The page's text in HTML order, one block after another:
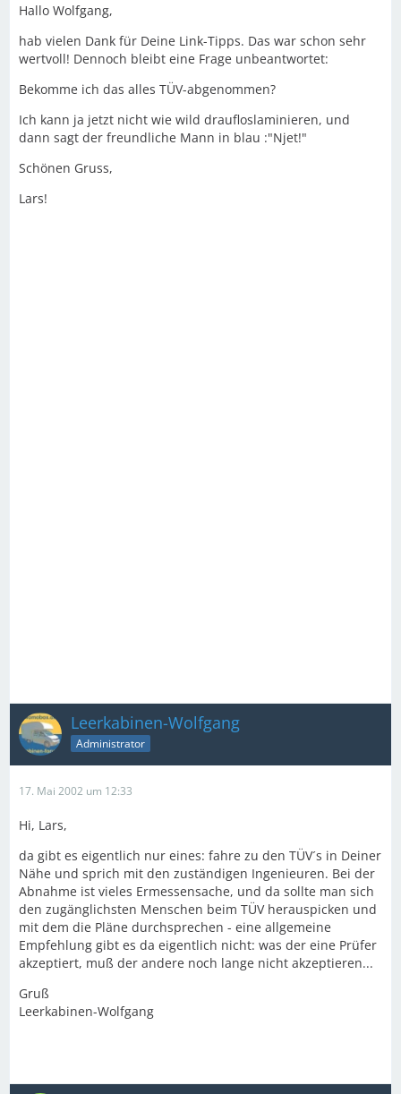
Hallo Wolfgang,
hab vielen Dank für Deine Link-Tipps. Das war schon sehr
wertvoll! Dennoch bleibt eine Frage unbeantwortet:
Bekomme ich das alles TÜV-abgenommen?
Ich kann ja jetzt nicht wie wild draufloslaminieren, und
dann sagt der freundliche Mann in blau :"Njet!"
Schönen Gruss,
Lars!
Leerkabinen-Wolfgang
Administrator
17. Mai 2002 um 12:33
Hi, Lars,
da gibt es eigentlich nur eines: fahre zu den TÜV´s in Deiner
Nähe und sprich mit den zuständigen Ingenieuren. Bei der
Abnahme ist vieles Ermessensache, und da sollte man sich
den zugänglichsten Menschen beim TÜV herauspicken und
mit dem die Pläne durchsprechen - eine allgemeine
Empfehlung gibt es da eigentlich nicht: was der eine Prüfer
akzeptiert, muß der andere noch lange nicht akzeptieren...
Gruß
Leerkabinen-Wolfgang